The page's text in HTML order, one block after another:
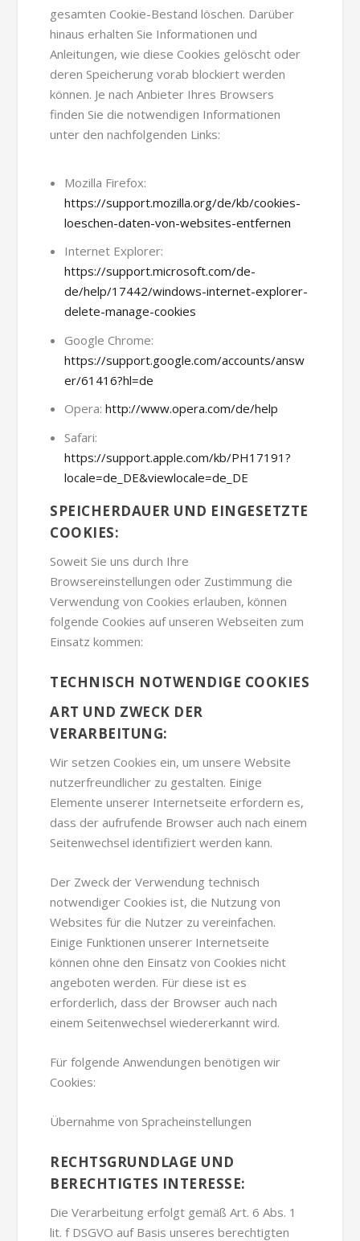
gesamten Cookie-Bestand löschen. Darüber
hinaus erhalten Sie Informationen und
Anleitungen, wie diese Cookies gelöscht oder
deren Speicherung vorab blockiert werden
können. Je nach Anbieter Ihres Browsers
finden Sie die notwendigen Informationen
unter den nachfolgenden Links:
Mozilla Firefox:
https://support.mozilla.org/de/kb/cookies-
loeschen-daten-von-websites-entfernen
Internet Explorer:
https://support.microsoft.com/de-
de/help/17442/windows-internet-explorer-
delete-manage-cookies
Google Chrome:
https://support.google.com/accounts/answ
er/61416?hl=de
Opera: http://www.opera.com/de/help
Safari:
https://support.apple.com/kb/PH17191?
locale=de_DE&viewlocale=de_DE
SPEICHERDAUER UND EINGESETZTE
COOKIES:
Soweit Sie uns durch Ihre
Browsereinstellungen oder Zustimmung die
Verwendung von Cookies erlauben, können
folgende Cookies auf unseren Webseiten zum
Einsatz kommen:
TECHNISCH NOTWENDIGE COOKIES
ART UND ZWECK DER
VERARBEITUNG:
Wir setzen Cookies ein, um unsere Website
nutzerfreundlicher zu gestalten. Einige
Elemente unserer Internetseite erfordern es,
dass der aufrufende Browser auch nach einem
Seitenwechsel identifiziert werden kann.
Der Zweck der Verwendung technisch
notwendiger Cookies ist, die Nutzung von
Websites für die Nutzer zu vereinfachen.
Einige Funktionen unserer Internetseite
können ohne den Einsatz von Cookies nicht
angeboten werden. Für diese ist es
erforderlich, dass der Browser auch nach
einem Seitenwechsel wiedererkannt wird.
Für folgende Anwendungen benötigen wir
Cookies:
Übernahme von Spracheinstellungen
RECHTSGRUNDLAGE UND
BERECHTIGTES INTERESSE:
Die Verarbeitung erfolgt gemäß Art. 6 Abs. 1
lit. f DSGVO auf Basis unseres berechtigten